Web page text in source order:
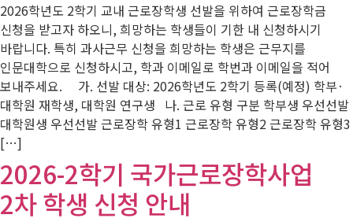
2026학년도 2학기 교내 근로장학생 선발을 위하여 근로장학금
신청을 받고자 하오니, 희망하는 학생들이 기한 내 신청하시기
바랍니다. 특히 과사근무 신청을 희망하는 학생은 근무지를
인문대학으로 신청하시고, 학과 이메일로 학번과 이메일을 적어
보내주세요. 가. 선발 대상: 2026학년도 2학기 등록(예정) 학부·
대학원 재학생, 대학원 연구생 나. 근로 유형 구분 학부생 우선선발
대학원생 우선선발 근로장학 유형1 근로장학 유형2 근로장학 유형3
[…]
2026-2학기 국가근로장학사업
2차 학생 신청 안내